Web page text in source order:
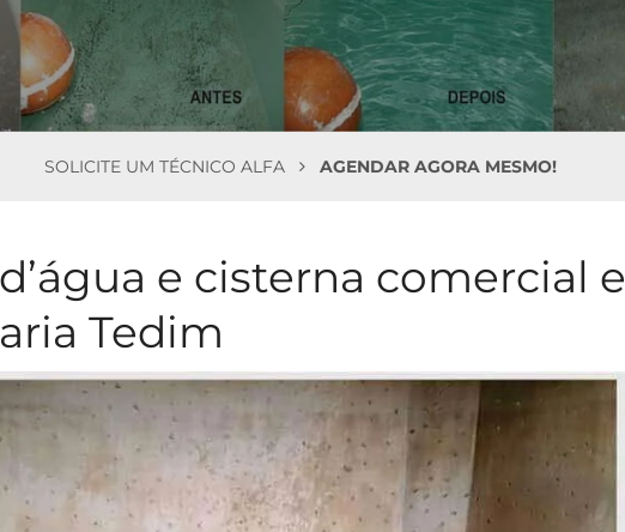
SOLICITE UM TÉCNICO ALFA AGENDAR AGORA MESMO!
e cisterna comercial e
Tedim